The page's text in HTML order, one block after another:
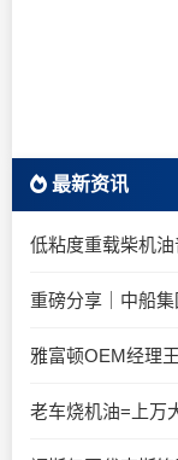
最新资讯
重磅分享｜中船
老车烧机油=上万